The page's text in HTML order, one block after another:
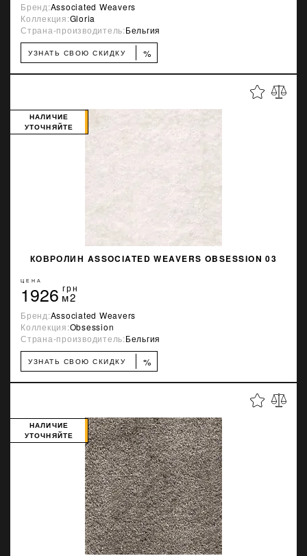
Бренд:Associated Weavers
Коллекция:Gloria
Страна-производитель:Бельгия
УЗНАТЬ СВОЮ СКИДКУ %
КОВРОЛИН ASSOCIATED WEAVERS OBSESSION 03
НАЛИЧИЕ
УТОЧНЯЙТЕ
ЦЕНА
1926 грн
м2
Бренд:Associated Weavers
Коллекция:Obsession
Страна-производитель:Бельгия
УЗНАТЬ СВОЮ СКИДКУ %
НАЛИЧИЕ
УТОЧНЯЙТЕ